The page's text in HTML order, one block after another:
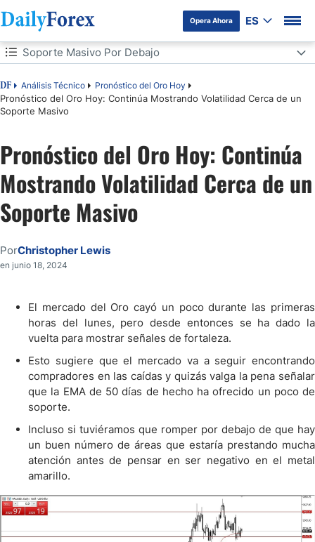
Opera Ahora ES
Tabla de contenidos
DF Análisis Técnico Pronóstico del Oro Hoy
Pronóstico del Oro Hoy: Continúa Mostrando Volatilidad Cerca de un
Soporte Masivo
Soporte Masivo Por Debajo
Soporte Masivo Por Debajo
Pronóstico del Oro Hoy: Continúa
Mostrando Volatilidad Cerca de un
Soporte Masivo
PorChristopher Lewis
en junio 18, 2024
El mercado del Oro cayó un poco durante las primeras
horas del lunes, pero desde entonces se ha dado la
vuelta para mostrar señales de fortaleza.
Esto sugiere que el mercado va a seguir encontrando
compradores en las caídas y quizás valga la pena señalar
que la EMA de 50 días de hecho ha ofrecido un poco de
soporte.
Incluso si tuviéramos que romper por debajo de que hay
un buen número de áreas que estaría prestando mucha
atención antes de pensar en ser negativo en el metal
amarillo.